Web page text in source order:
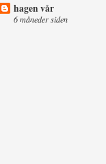
hagen vår
6 måneder siden